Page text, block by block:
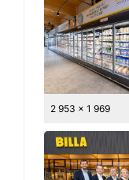
2 953 x 1 969